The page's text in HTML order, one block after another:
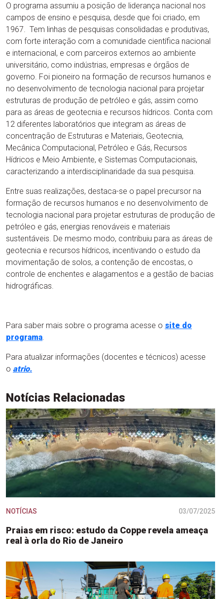
O programa assumiu a posição de liderança nacional nos
campos de ensino e pesquisa, desde que foi criado, em
1967. Tem linhas de pesquisas consolidadas e produtivas,
com forte interação com a comunidade científica nacional
e internacional, e com parceiros externos ao ambiente
universitário, como indústrias, empresas e órgãos de
governo. Foi pioneiro na formação de recursos humanos e
no desenvolvimento de tecnologia nacional para projetar
estruturas de produção de petróleo e gás, assim como
para as áreas de geotecnia e recursos hídricos. Conta com
12 diferentes laboratórios que integram as áreas de
concentração de Estruturas e Materiais, Geotecnia,
Mecânica Computacional, Petróleo e Gás, Recursos
Hídricos e Meio Ambiente, e Sistemas Computacionais,
caracterizando a interdisciplinaridade da sua pesquisa.
Entre suas realizações, destaca-se o papel precursor na
formação de recursos humanos e no desenvolvimento de
tecnologia nacional para projetar estruturas de produção de
petróleo e gás, energias renováveis e materiais
sustentáveis. De mesmo modo, contribuiu para as áreas de
geotecnia e recursos hídricos, incentivando o estudo da
movimentação de solos, a contenção de encostas, o
controle de enchentes e alagamentos e a gestão de bacias
hidrográficas.
Para saber mais sobre o programa acesse o site do
programa.
Para atualizar informações (docentes e técnicos) acesse
o atrio.
Notícias Relacionadas
NOTÍCIAS 03/07/2025
Praias em risco: estudo da Coppe revela ameaça
real à orla do Rio de Janeiro